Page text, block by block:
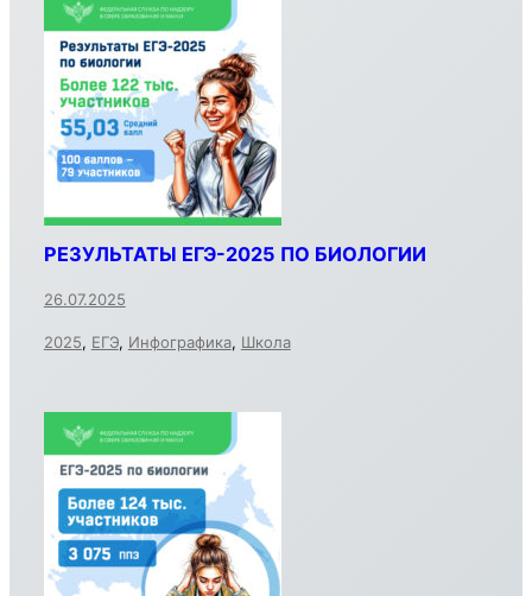
РЕЗУЛЬТАТЫ ЕГЭ-2025 ПО БИОЛОГИИ
26.07.2025
2025, ЕГЭ, Инфографика, Школа